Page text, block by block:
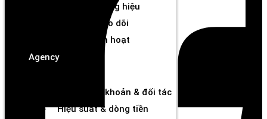
Kết nối thương hiệu
Công cụ theo dõi
Rút tiền linh hoạt
Agency
Quản lý tài khoản & đối tác
Hiệu suất & dòng tiền